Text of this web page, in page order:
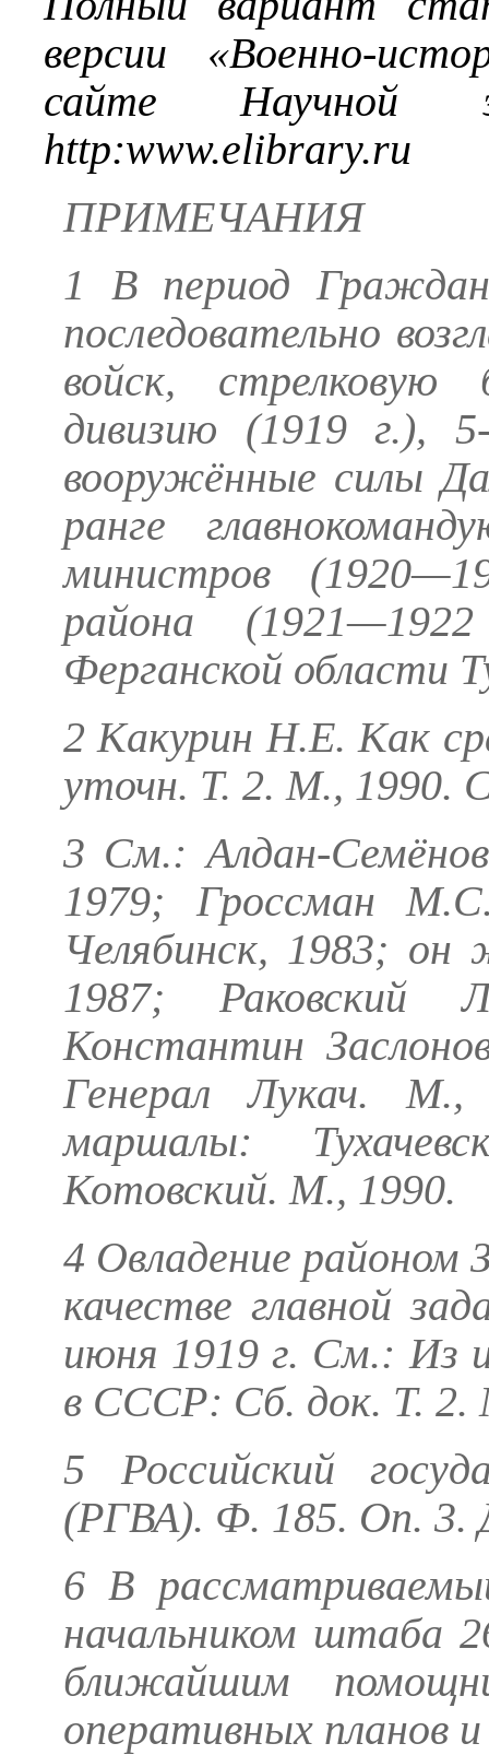
версии «Военно-
сайте Научной
http:www.elibrary.ru
ПРИМЕЧАНИЯ
1 В период
последовательно
войск, стрелковую
дивизию (1919 г.),
вооружённые силы
ранге
министров
района
Ферганской области
2 Какурин Н.Е. Как
уточн. Т. 2. М., 1990.
3 См.:Алдан-
1979; Гроссман
Челябинск, 1983; он
1987; Раковский
Константин
Генерал Лукач.
маршалы:
Котовский. М., 1990.
4 Овладение районом
качестве главной
июня 1919 г. См.: Из
в СССР: Сб. док. Т. 2.
5 Российский
(РГВА). Ф. 185. Оп. 3.
6 В
начальником штаба
ближайшим
оперативных планов